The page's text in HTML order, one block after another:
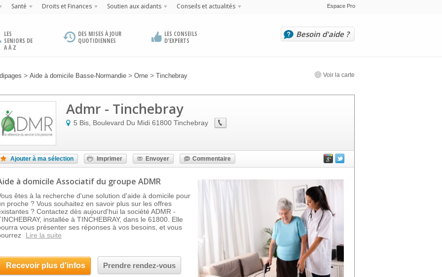
Santé Droits et Finances Soutien aux aidants Conseils et actualités Espace Pro
LES
SENIORS DE
A À Z
DES MISES À JOUR
QUOTIDIENNES
LES CONSEILS
D'EXPERTS
Besoin d'aide ?
> Aide à domicile Basse-Normandie > Orne > Tinchebray Voir la carte
Admr - Tinchebray
5 Bis, Boulevard Du Midi 61800 Tinchebray
Ajouter à ma sélection Imprimer Envoyer Commentaire
à domicile Associatif du groupe ADMR
êtes à la recherche d'une solution d'aide à domicile pour
proche ? Vous souhaitez en savoir plus sur les offres
? Contactez dès aujourd'hui la société ADMR -
installée à TINCHEBRAY, dans le 61800. Elle
vous présenter ses réponses à vos besoins, et vous
Lire la suite
Recevoir plus d'infos Prendre rendez-vous